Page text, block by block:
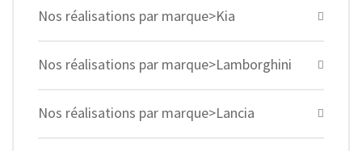
Nos réalisations par marque>Kia
Nos réalisations par marque>Lamborghini
Nos réalisations par marque>Lancia